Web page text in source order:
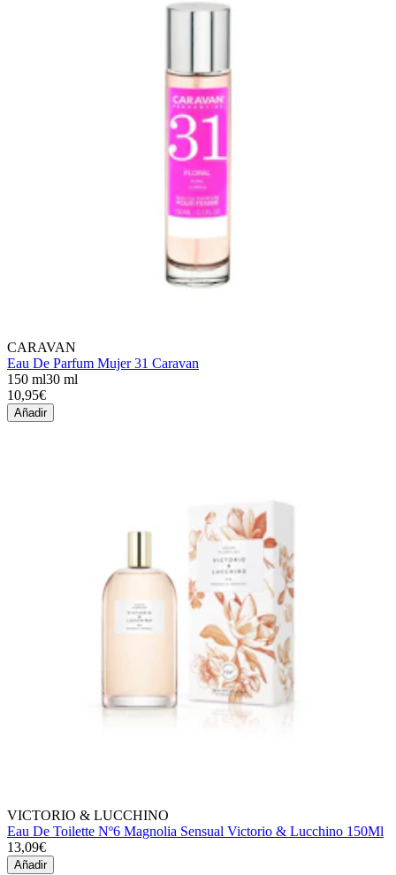
CARAVAN
Eau De Parfum Mujer 31 Caravan
150 ml30 ml
10,95€
Añadir
VICTORIO & LUCCHINO
Eau De Toilette Nº6 Magnolia Sensual Victorio & Lucchino 150Ml
13,09€
Añadir